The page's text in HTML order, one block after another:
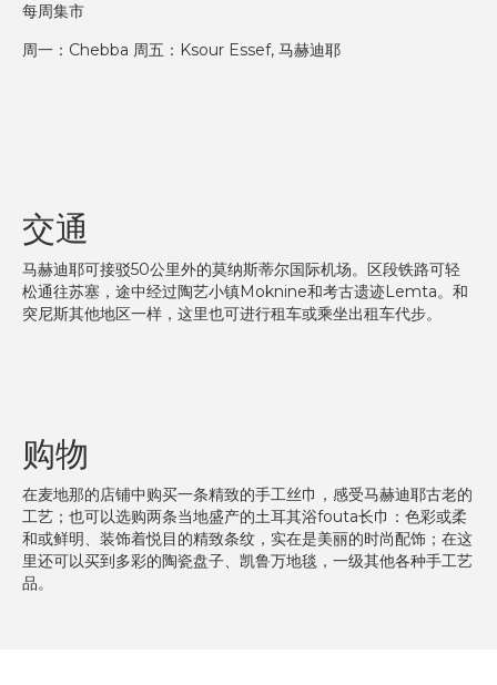
每周集市
周一：Chebba 周五：Ksour Essef, 马赫迪耶
交通
马赫迪耶可接驳50公里外的莫纳斯蒂尔国际机场。区段铁路可轻
松通往苏塞，途中经过陶艺小镇Moknine和考古遗迹Lemta。和
突尼斯其他地区一样，这里也可进行租车或乘坐出租车代步。
购物
在麦地那的店铺中购买一条精致的手工丝巾，感受马赫迪耶古老的
工艺；也可以选购两条当地盛产的土耳其浴fouta长巾：色彩或柔
和或鲜明、装饰着悦目的精致条纹，实在是美丽的时尚配饰；在这
里还可以买到多彩的陶瓷盘子、凯鲁万地毯，一级其他各种手工艺
品。